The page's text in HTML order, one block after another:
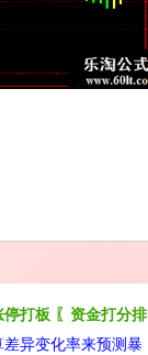
打板 〖资金打分排
异变化率来预测暴